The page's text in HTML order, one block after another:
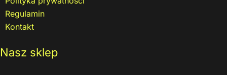
Regulamin
Kontakt
Nasz sklep